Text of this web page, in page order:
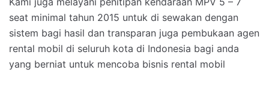
seat minimal tahun 2015 untuk di sewakan dengan
sistem bagi hasil dan transparan juga pembukaan agen
rental mobil di seluruh kota di Indonesia bagi anda
yang berniat untuk mencoba bisnis rental mobil